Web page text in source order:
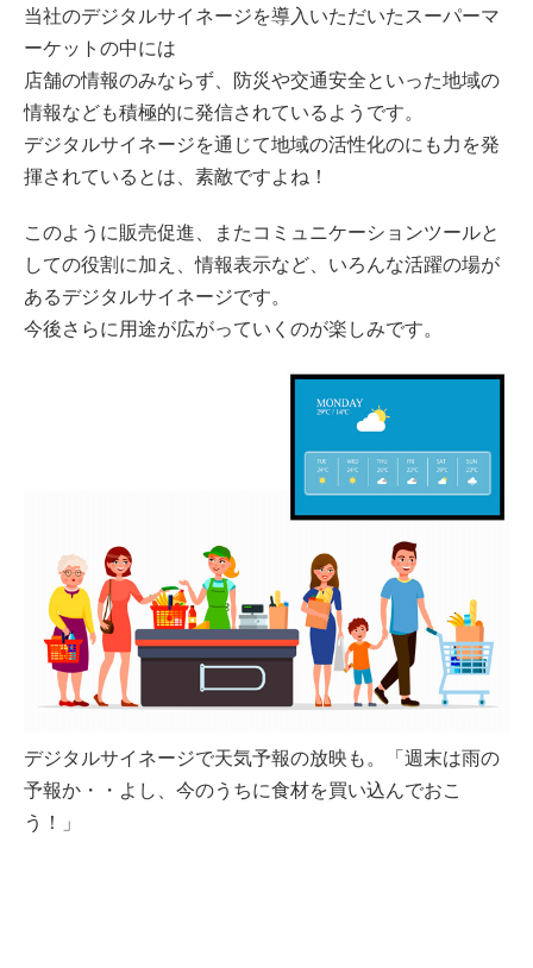
当社のデジタルサイネージを導入いただいたスーパーマ
ーケットの中には
店舗の情報のみならず、防災や交通安全といった地域の
情報なども積極的に発信されているようです。
デジタルサイネージを通じて地域の活性化のにも力を発
揮されているとは、素敵ですよね！
このように販売促進、またコミュニケーションツールと
しての役割に加え、情報表示など、いろんな活躍の場が
あるデジタルサイネージです。
今後さらに用途が広がっていくのが楽しみです。
デジタルサイネージで天気予報の放映も。「週末は雨の
予報か・・よし、今のうちに食材を買い込んでおこ
う！」